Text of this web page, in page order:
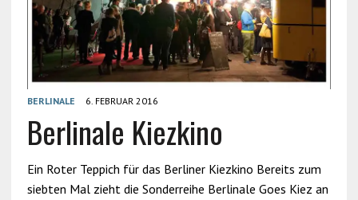
BERLINALE 6. FEBRUAR 2016
Berlinale Kiezkino
Ein Roter Teppich für das Berliner Kiezkino Bereits zum
siebten Mal zieht die Sonderreihe Berlinale Goes Kiez an